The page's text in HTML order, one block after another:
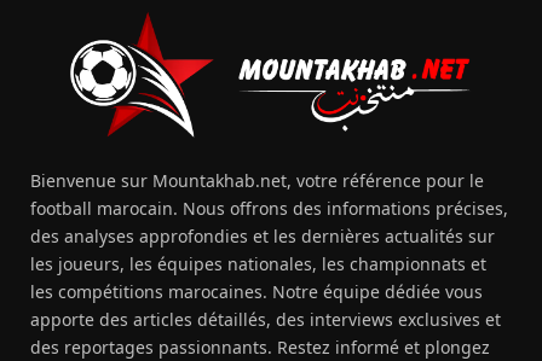
Bienvenue sur Mountakhab.net, votre référence pour le
football marocain. Nous offrons des informations précises,
des analyses approfondies et les dernières actualités sur
les joueurs, les équipes nationales, les championnats et
les compétitions marocaines. Notre équipe dédiée vous
apporte des articles détaillés, des interviews exclusives et
des reportages passionnants. Restez informé et plongez